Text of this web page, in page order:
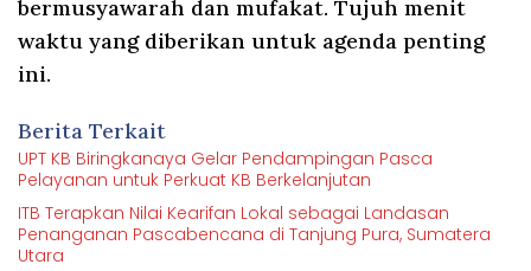
bermusyawarah dan mufakat. Tujuh menit
waktu yang diberikan untuk agenda penting
ini.
Berita Terkait
UPT KB Biringkanaya Gelar Pendampingan Pasca
Pelayanan untuk Perkuat KB Berkelanjutan
ITB Terapkan Nilai Kearifan Lokal sebagai Landasan
Penanganan Pascabencana di Tanjung Pura, Sumatera
Utara